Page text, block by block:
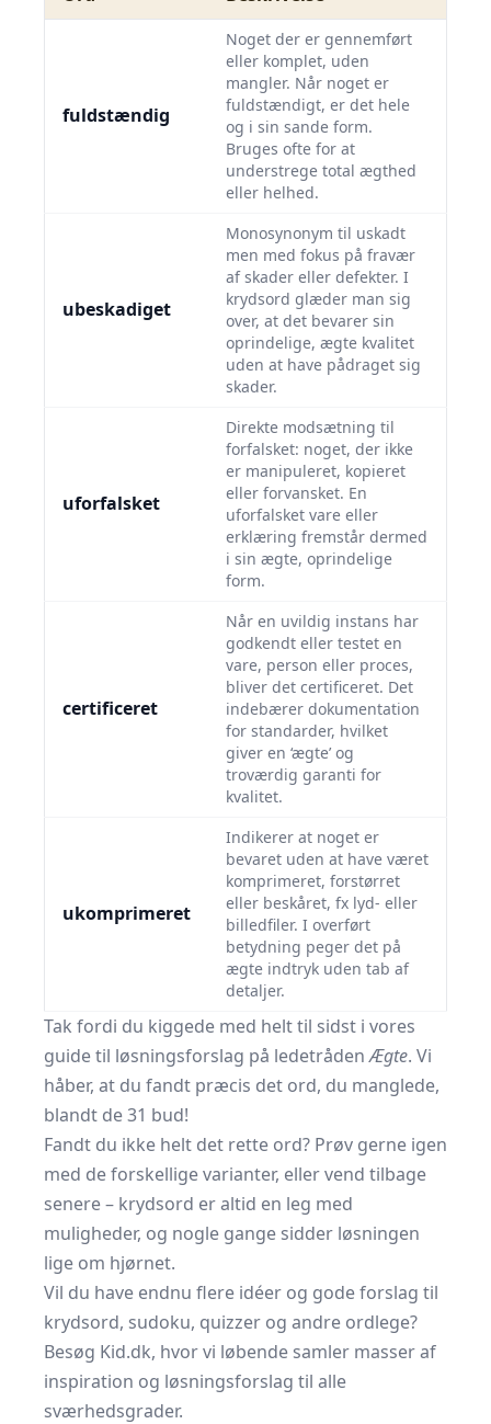
fuldstændig
Noget der er gennemført
eller komplet, uden
mangler. Når noget er
fuldstændigt, er det hele
og i sin sande form.
Bruges ofte for at
understrege total ægthed
eller helhed.
ubeskadiget
Monosynonym til uskadt
men med fokus på fravær
af skader eller defekter. I
krydsord glæder man sig
over, at det bevarer sin
oprindelige, ægte kvalitet
uden at have pådraget sig
skader.
uforfalsket
Direkte modsætning til
forfalsket: noget, der ikke
er manipuleret, kopieret
eller forvansket. En
uforfalsket vare eller
erklæring fremstår dermed
i sin ægte, oprindelige
form.
certificeret
Når en uvildig instans har
godkendt eller testet en
vare, person eller proces,
bliver det certificeret. Det
indebærer dokumentation
for standarder, hvilket
giver en ‘ægte’ og
troværdig garanti for
kvalitet.
ukomprimeret
Indikerer at noget er
bevaret uden at have været
komprimeret, forstørret
eller beskåret, fx lyd- eller
billedfiler. I overført
betydning peger det på
ægte indtryk uden tab af
detaljer.
Tak fordi du kiggede med helt til sidst i vores
guide til løsningsforslag på ledetrådenÆgte. Vi
håber, at du fandt præcis det ord, du manglede,
blandt de 31 bud!
Fandt du ikke helt det rette ord? Prøv gerne igen
med de forskellige varianter, eller vend tilbage
senere – krydsord er altid en leg med
muligheder, og nogle gange sidder løsningen
lige om hjørnet.
Vil du have endnu flere idéer og gode forslag til
krydsord, sudoku, quizzer og andre ordlege?
Besøg Kid.dk, hvor vi løbende samler masser af
inspiration og løsningsforslag til alle
sværhedsgrader.